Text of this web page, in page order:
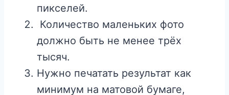
пикселей.
Количество маленьких фото
должно быть не менее трёх
тысяч.
Нужно печатать результат как
минимум на матовой бумаге,